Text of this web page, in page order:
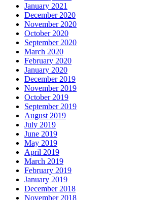
January 2021
December 2020
November 2020
October 2020
September 2020
March 2020
February 2020
January 2020
December 2019
November 2019
October 2019
September 2019
August 2019
July 2019
June 2019
May 2019
April 2019
March 2019
February 2019
January 2019
December 2018
November 2018